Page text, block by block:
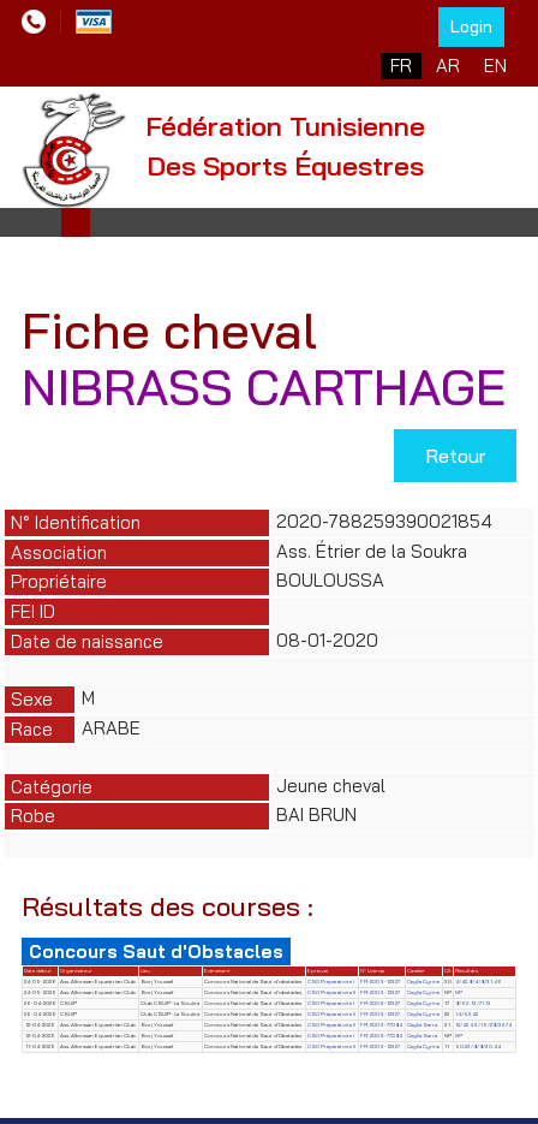
Login
Sélectionnez votre
FR AR EN
Fédération Tunisienne
Des Sports Équestres
Fiche cheval
NIBRASS CARTHAGE
Retour
N° Identification
2020-788259390021854
Association
Ass. Étrier de la Soukra
Propriétaire
BOULOUSSA
FEI ID
Date de naissance
08-01-2020
Sexe
M
Race
ARABE
Catégorie
Jeune cheval
Robe
BAI BRUN
Résultats des courses :
Concours Saut d'Obstacles
Date début Organisateur Lieu Evènement Epreuve N° License Cavalier Clt
Résultats
24-05-2026
Ass. Alforssan Equestrian Club Borj Youssef Concours National de Saut d'obstacles CSO Préparatoire I FR-2009-12327 Ceglia Cyrine 30
4/42.8/4/8/31.46
24-05-2026
Ass. Alforssan Equestrian Club Borj Youssef Concours National de Saut d'obstacles CSO Préparatoire II FR-2009-12327 Ceglia Cyrine NP NP
26-04-2026
CSUIP Club CSUIP- La Soukra Concours National de Saut d'Obstacles CSO Préparatoire I FR-2009-12327 Ceglia Cyrine 17
8/63.13/71.13
26-04-2026
CSUIP Club CSUIP- La Soukra Concours National de Saut d'Obstacles CSO Préparatoire II FR-2009-12327 Ceglia Cyrine 23
14/52.42
12-04-2026
Ass. Alforssan Equestrian Club Borj Youssef Concours National de Saut d'Obstacles CSO Préparatoire II FR-2009-77084 Ceglia Sarra 31
12/42.49/16/28/32.74
12-04-2026
Ass. Alforssan Equestrian Club Borj Youssef Concours National de Saut d'Obstacles CSO Préparatoire I FR-2009-77084 Ceglia Sarra NP NP
11-04-2026
Ass. Alforssan Equestrian Club Borj Youssef Concours National de Saut d'Obstacles CSO Préparatoire II FR-2009-12327 Ceglia Cyrine 11 50.23/8/8/30.44